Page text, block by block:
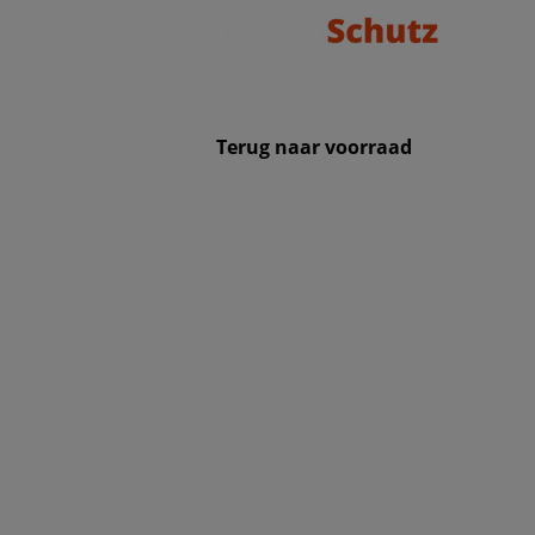
Terug naar voorraad